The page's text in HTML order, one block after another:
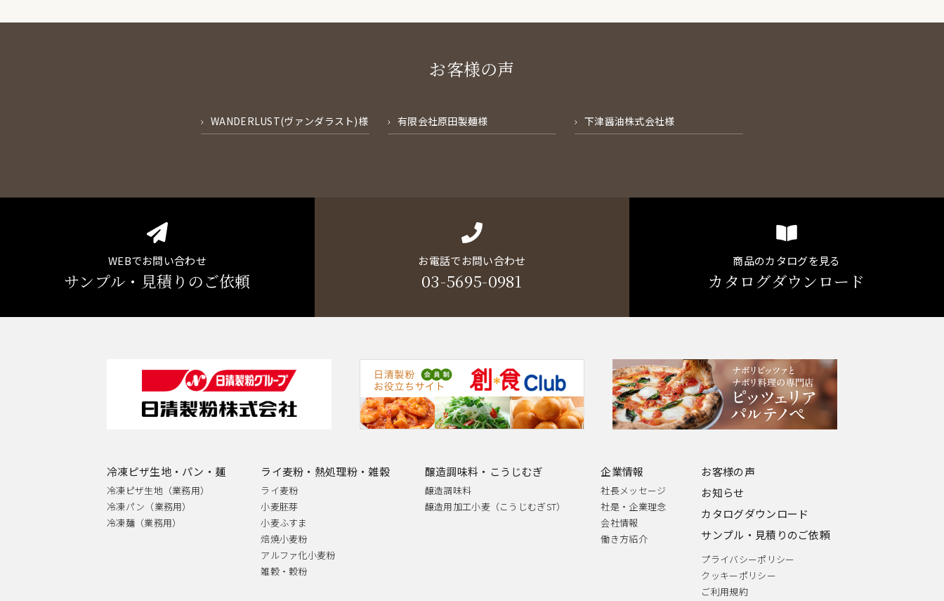
お客様の声
WANDERLUST(ヴァンダラスト)様 有限会社原田製麺様 下津醤油株式会社様
WEBでお問い合わせ
サンプル・見積りのご依頼
お電話でお問い合わせ
03-5695-0981
商品のカタログを見る
カタログダウンロード
冷凍ピザ生地・パン・麺
冷凍ピザ生地（業務用）
冷凍パン（業務用）
冷凍麺（業務用）
ライ麦粉・熱処理粉・雑穀
ライ麦粉
小麦胚芽
小麦ふすま
焙焼小麦粉
アルファ化小麦粉
雑穀・穀粉
醸造調味料・こうじむぎ
醸造調味料
醸造用加工小麦（こうじむぎST）
企業情報
社長メッセージ
社是・企業理念
会社情報
働き方紹介
お客様の声
お知らせ
カタログダウンロード
サンプル・見積りのご依頼
プライバシーポリシー
クッキーポリシー
ご利用規約